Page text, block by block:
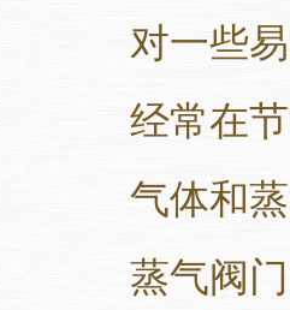
对一些
经常在
气体和
蒸气阀